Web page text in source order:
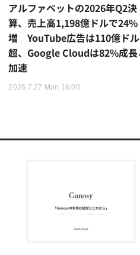
アルファベットの2026年Q2決
算、売上高1,198億ドルで24%
増 YouTube広告は110億ドル
超、Google Cloudは82%成長
加速
2026.7.27 Mon 16:00